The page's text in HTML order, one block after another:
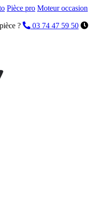
Pièce pro Moteur occasion
?
03 74 47 59 50